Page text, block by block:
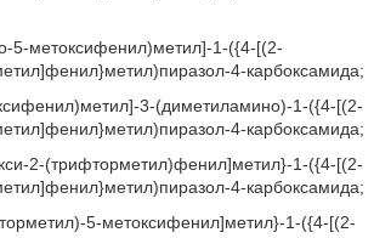
5-метоксифенил)метил]-1-({4-[(2-
4-карбоксамида;
3-(диметиламино)-1-({4-[(2-
4-карбоксамида;
2-(трифторметил)фенил]метил}-1-({4-[(2-
4-карбоксамида;
5-метоксифенил]метил}-1-({4-[(2-